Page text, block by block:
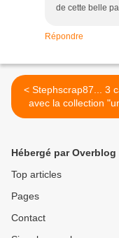
de cette belle
Répondre
< Stephscrap87... 3 cartes
avec la collection
camarguais"
Hébergé par Overblog
Top articles
Pages
Contact